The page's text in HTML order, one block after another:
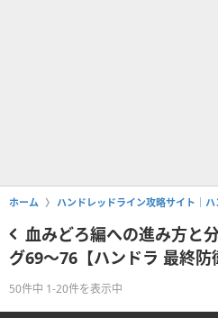
ホーム ハンドレッドライン攻略サイト｜
血みどろ編への進み方と
グ69〜76【ハンドラ 最終防
50件中 1-20件を表示中